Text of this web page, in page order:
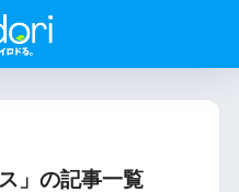
」の記事一覧